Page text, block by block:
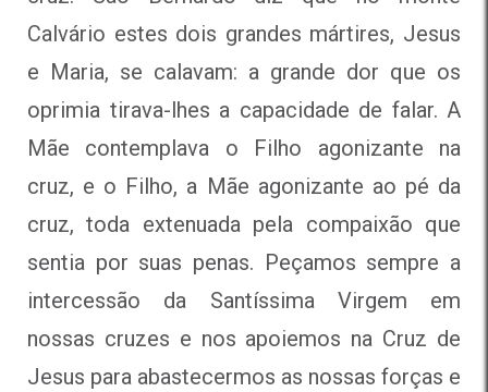
Calvário estes dois grandes mártires, Jesus
e Maria, se calavam: a grande dor que os
oprimia tirava-lhes a capacidade de falar. A
Mãe contemplava o Filho agonizante na
cruz, e o Filho, a Mãe agonizante ao pé da
cruz, toda extenuada pela compaixão que
sentia por suas penas. Peçamos sempre a
intercessão da Santíssima Virgem em
nossas cruzes e nos apoiemos na Cruz de
Jesus para abastecermos as nossas forças e